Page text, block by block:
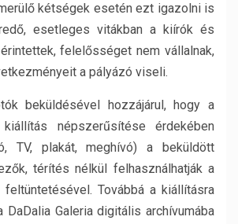
kétségek esetén ezt igazolni is
esetleges vitákban a kiírók és
felelősséget nem vállalnak,
a pályázó viseli.
beküldésével hozzájárul, hogy a
népszerűsítése érdekében
TV, plakát, meghívó) a beküldött
térítés nélkül felhasználhatják a
Továbbá a kiállításra
Galeria digitális archívumába